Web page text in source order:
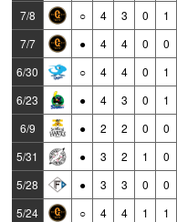
7/8
○ 4 3 0 1
7/7
● 4 4 0 0
6/30
○ 4 4 0 1
6/23
● 4 3 0 1
6/9
● 2 2 0 0
5/31
● 3 2 1 0
5/28
● 3 3 0 0
5/24
○ 4 4 1 1